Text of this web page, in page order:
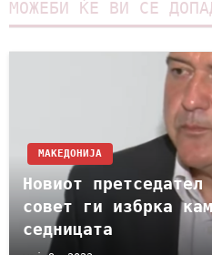
МОЖЕБИ ЌЕ ВИ СЕ
МАКЕДОНИЈА
Новиот
совет ги избрка
седницата